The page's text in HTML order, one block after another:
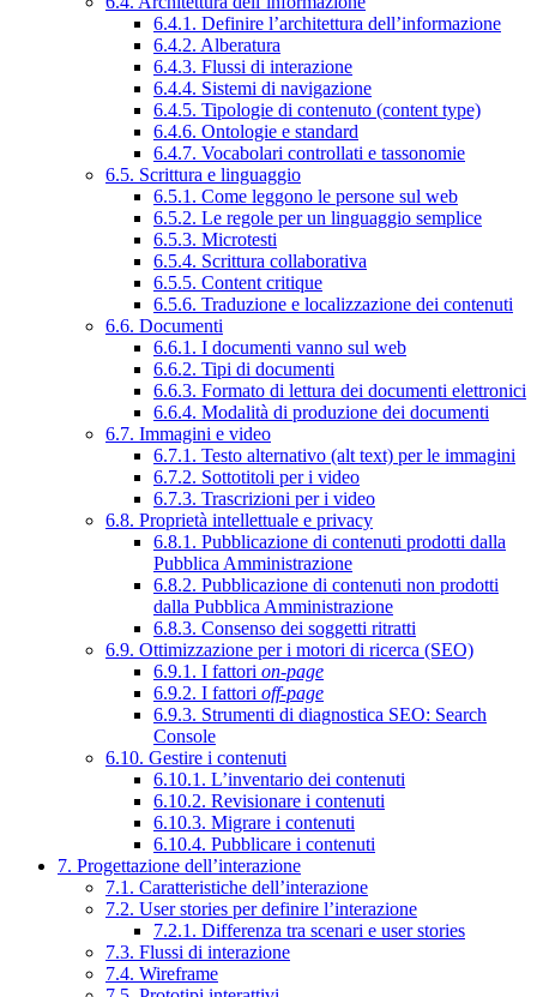
6.4.1. Definire l’architettura dell’informazione
6.4.2. Alberatura
6.4.3. Flussi di interazione
6.4.4. Sistemi di navigazione
6.4.5. Tipologie di contenuto (content type)
6.4.6. Ontologie e standard
6.4.7. Vocabolari controllati e tassonomie
6.5. Scrittura e linguaggio
6.5.1. Come leggono le persone sul web
6.5.2. Le regole per un linguaggio semplice
6.5.3. Microtesti
6.5.4. Scrittura collaborativa
6.5.5. Content critique
6.5.6. Traduzione e localizzazione dei contenuti
6.6. Documenti
6.6.1. I documenti vanno sul web
6.6.2. Tipi di documenti
6.6.3. Formato di lettura dei documenti elettronici
6.6.4. Modalità di produzione dei documenti
6.7. Immagini e video
6.7.1. Testo alternativo (alt text) per le immagini
6.7.2. Sottotitoli per i video
6.7.3. Trascrizioni per i video
6.8. Proprietà intellettuale e privacy
6.8.1. Pubblicazione di contenuti prodotti dalla
Pubblica Amministrazione
6.8.2. Pubblicazione di contenuti non prodotti
dalla Pubblica Amministrazione
6.8.3. Consenso dei soggetti ritratti
6.9. Ottimizzazione per i motori di ricerca (SEO)
6.9.1. I fattori on-page
6.9.2. I fattori off-page
6.9.3. Strumenti di diagnostica SEO: Search
Console
6.10. Gestire i contenuti
6.10.1. L’inventario dei contenuti
6.10.2. Revisionare i contenuti
6.10.3. Migrare i contenuti
6.10.4. Pubblicare i contenuti
7. Progettazione dell’interazione
7.1. Caratteristiche dell’interazione
7.2. User stories per definire l’interazione
7.2.1. Differenza tra scenari e user stories
7.3. Flussi di interazione
7.4. Wireframe